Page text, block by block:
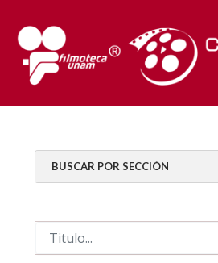
contenido
BUSCAR POR SECCIÓN